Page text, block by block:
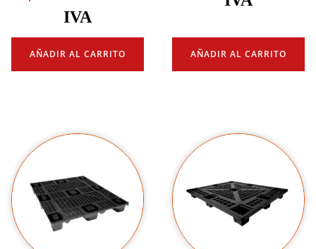
IVA
AÑADIR AL CARRITO AÑADIR AL CARRITO